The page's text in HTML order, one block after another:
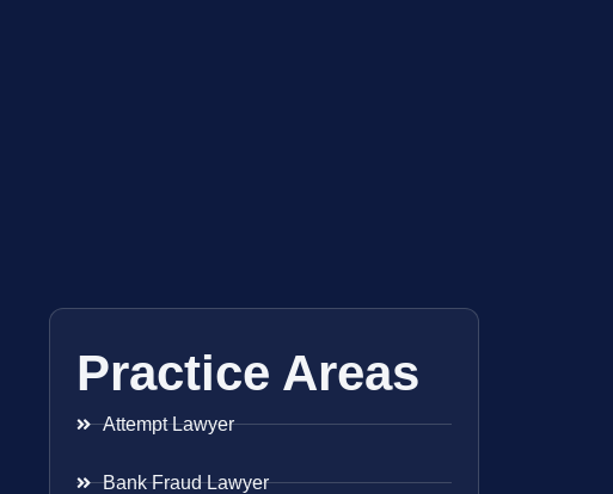
Practice Areas
Attempt Lawyer
Bank Fraud Lawyer